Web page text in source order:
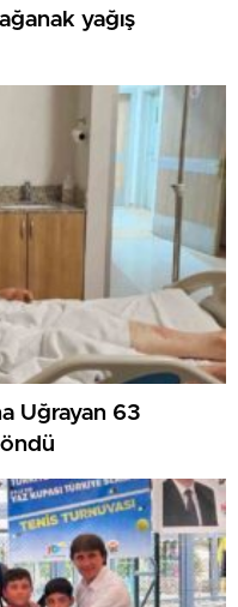
yağış
Uğrayan 63